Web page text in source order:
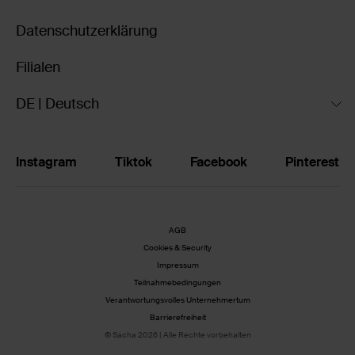
Datenschutzerklärung
Filialen
DE | Deutsch
Instagram Tiktok Facebook Pinterest
AGB
Cookies & Security
Impressum
Teilnahmebedingungen
Verantwortungsvolles Unternehmertum
Barrierefreiheit
© Sacha 2026 | Alle Rechte vorbehalten